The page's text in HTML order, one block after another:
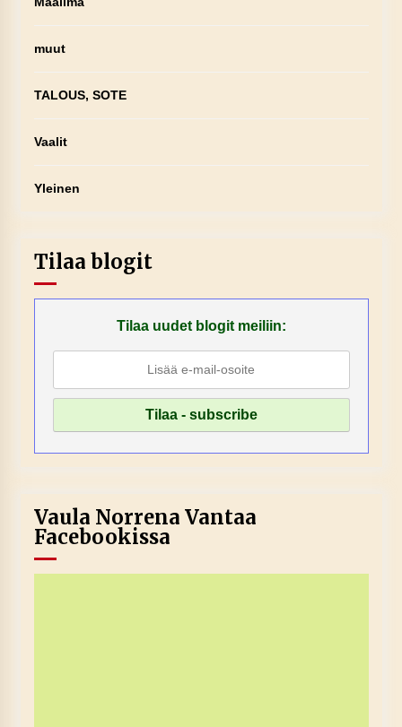
muut
TALOUS, SOTE
Vaalit
Yleinen
Tilaa blogit
Tilaa uudet blogit meiliin:
Vaula Norrena Vantaa
Facebookissa